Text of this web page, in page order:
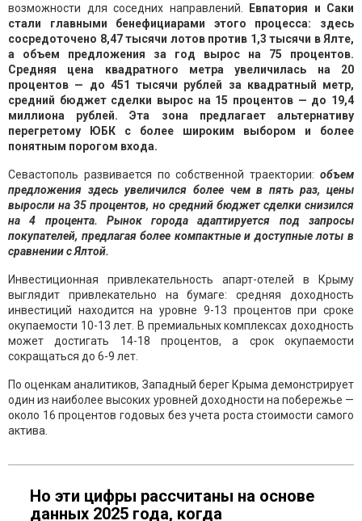
возможности для соседних направлений.
Евпатория и Саки
стали главными бенефициарами этого процесса: здесь
сосредоточено 8,47 тысячи лотов против 1,3 тысячи в Ялте,
а объем предложения за год вырос на 75 процентов.
Средняя цена квадратного метра увеличилась на 20
процентов — до 451 тысячи рублей за квадратный метр,
средний бюджет сделки вырос на 15 процентов — до 19,4
миллиона рублей. Эта зона предлагает альтернативу
перегретому ЮБК с более широким выбором и более
понятным порогом входа.
Севастополь развивается по собственной траектории: объем
предложения здесь увеличился более чем в пять раз, цены
выросли на 35 процентов, но средний бюджет сделки снизился
на 4 процента. Рынок города адаптируется под запросы
покупателей, предлагая более компактные и доступные лоты в
сравнении с Ялтой.
Инвестиционная привлекательность апарт-отелей в Крыму
выглядит привлекательно на бумаге: средняя доходность
инвестиций находится на уровне 9-13 процентов при сроке
окупаемости 10-13 лет. В премиальных комплексах доходность
может достигать 14-18 процентов, а срок окупаемости
сокращаться до 6-9 лет.
По оценкам аналитиков, Западный берег Крыма демонстрирует
один из наиболее высоких уровней доходности на побережье —
около 16 процентов годовых без учета роста стоимости самого
актива.
Но эти цифры рассчитаны на основе
данных 2025 года, когда